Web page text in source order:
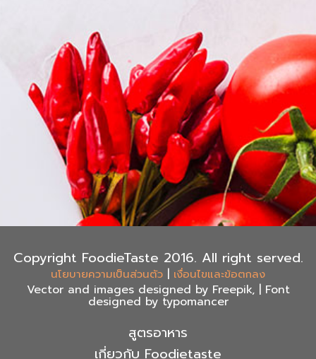
Copyright FoodieTaste 2016. All right served.
นโยบายความเป็นส่วนตัว | เงื่อนไขและข้อตกลง
Vector and images designed by Freepik, | Font
designed by typomancer
สูตรอาหาร
เกี่ยวกับ Foodietaste